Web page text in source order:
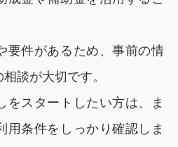
要件があるため、事前の情
談が大切です。
をスタートしたい方は、ま
用条件をしっかり確認しま